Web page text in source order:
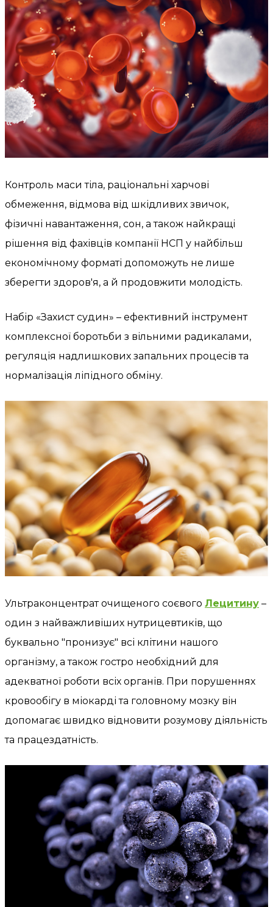
Контроль маси тіла, раціональні харчові
обмеження, відмова від шкідливих звичок,
фізичні навантаження, сон, а також найкращі
рішення від фахівців компанії НСП у найбільш
економічному форматі допоможуть не лише
зберегти здоров'я, а й продовжити молодість.
Набір «Захист судин» – ефективний інструмент
комплексної боротьби з вільними радикалами,
регуляція надлишкових запальних процесів та
нормалізація ліпідного обміну.
Ультраконцентрат очищеного соєвого Лецитину –
один з найважливіших нутрицевтиків, що
буквально "пронизує" всі клітини нашого
організму, а також гостро необхідний для
адекватної роботи всіх органів. При порушеннях
кровообігу в міокарді та головному мозку він
допомагає швидко відновити розумову діяльність
та працездатність.